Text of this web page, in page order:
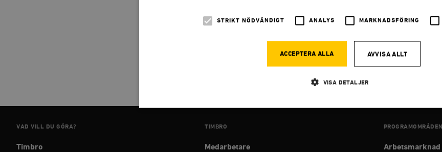
VAD VILL DU GÖRA?
Timbro
TIMBRO
Medarbetare
PROGRAMOMRÅDEN
Arbetsmarknad
STRIKT NÖDVÄNDIGT ANALYS MARKNADSFÖRING
ACCEPTERA ALLA AVVISA ALLT
VISA DETALJER
utan strikt nödvändiga cookies.